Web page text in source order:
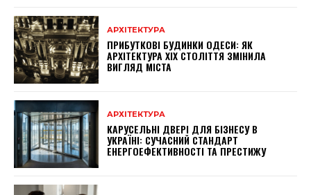
АРХІТЕКТУРА
ПРИБУТКОВІ БУДИНКИ ОДЕСИ: ЯК
АРХІТЕКТУРА XIX СТОЛІТТЯ ЗМІНИЛА
ВИГЛЯД МІСТА
АРХІТЕКТУРА
КАРУСЕЛЬНІ ДВЕРІ ДЛЯ БІЗНЕСУ В
УКРАЇНІ: СУЧАСНИЙ СТАНДАРТ
ЕНЕРГОЕФЕКТИВНОСТІ ТА ПРЕСТИЖУ